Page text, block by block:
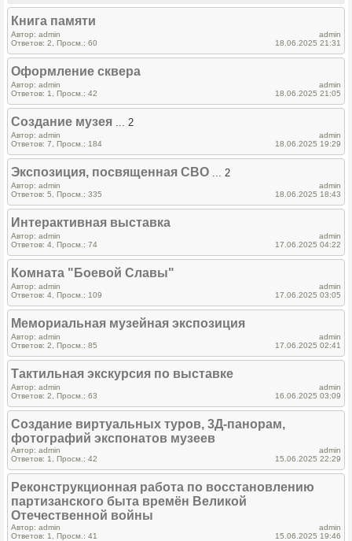
Книга памяти
Автор: admin
Ответов: 2, Просм.: 60
admin
18.06.2025 21:31
Оформление сквера
Автор: admin
Ответов: 1, Просм.: 42
admin
18.06.2025 21:05
Создание музея ... 2
Автор: admin
Ответов: 7, Просм.: 184
admin
18.06.2025 19:29
Экспозиция, посвященная СВО ... 2
Автор: admin
Ответов: 5, Просм.: 335
admin
18.06.2025 18:43
Интерактивная выставка
Автор: admin
Ответов: 4, Просм.: 74
admin
17.06.2025 04:22
Комната "Боевой Славы"
Автор: admin
Ответов: 4, Просм.: 109
admin
17.06.2025 03:05
Мемориальная музейная экспозиция
Автор: admin
Ответов: 2, Просм.: 85
admin
17.06.2025 02:41
Тактильная экскурсия по выставке
Автор: admin
Ответов: 2, Просм.: 63
admin
16.06.2025 03:09
Создание виртуальных туров, 3Д-панорам,
фотографий экспонатов музеев
Автор: admin
Ответов: 1, Просм.: 42
admin
15.06.2025 22:29
Реконструкционная работа по восстановлению
партизанского быта времён Великой
Отечественной войны
Автор: admin
Ответов: 1, Просм.: 41
admin
15.06.2025 19:46